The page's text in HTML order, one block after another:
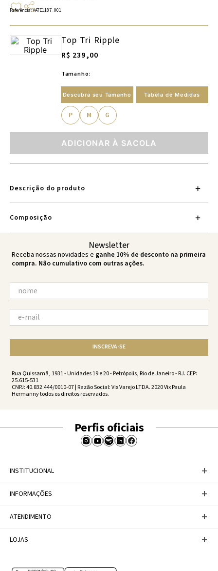
Referência:VATE1187_001
Top Tri Ripple
R$ 239,00
Tamanho:
Descubra seu Tamanho Tabela de Medidas
P M G
ADICIONAR À SACOLA
Descrição do produto
Composição
Newsletter
Receba nossas novidades e ganhe 10% de desconto na primeira
compra. Não cumulativo com outras ações.
INSCREVA-SE
Rua Quissamã, 1931 - Unidades 19 e 20 - Petrópolis, Rio de Janeiro - RJ. CEP:
25.615-531
CNPJ: 40.832.444/0010-07 | Razão Social: Vix Varejo LTDA. 2020 Vix Paula
Hermanny todos os direitos reservados.
Perfis oficiais
INSTITUCIONAL +
A Marca
Trabalhe conosco
INFORMAÇÕES +
Política de Privacidade
Tabela de Medidas
ATENDIMENTO +
Personal Shopper
LOJAS +